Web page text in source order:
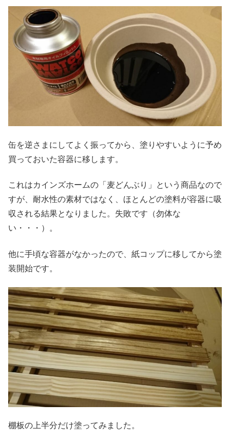
缶を逆さまにしてよく振ってから、塗りやすいように予め
買っておいた容器に移します。
これはカインズホームの「麦どんぶり」という商品なので
すが、耐水性の素材ではなく、ほとんどの塗料が容器に吸
収される結果となりました。失敗です（勿体な
い・・・）。
他に手頃な容器がなかったので、紙コップに移してから塗
装開始です。
棚板の上半分だけ塗ってみました。